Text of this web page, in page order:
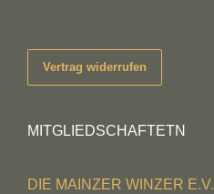
Vertrag widerrufen
MITGLIEDSCHAFTETN
DIE MAINZER WINZER E.V.